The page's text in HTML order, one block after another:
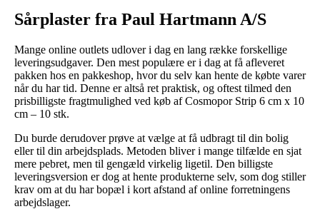
Sårplaster fra Paul Hartmann A/S
Mange online outlets udlover i dag en lang række forskellige
leveringsudgaver. Den mest populære er i dag at få afleveret
pakken hos en pakkeshop, hvor du selv kan hente de købte varer
når du har tid. Denne er altså ret praktisk, og oftest tilmed den
prisbilligste fragtmulighed ved køb af Cosmopor Strip 6 cm x 10
cm – 10 stk.
Du burde derudover prøve at vælge at få udbragt til din bolig
eller til din arbejdsplads. Metoden bliver i mange tilfælde en sjat
mere pebret, men til gengæld virkelig ligetil. Den billigste
leveringsversion er dog at hente produkterne selv, som dog stiller
krav om at du har bopæl i kort afstand af online forretningens
arbejdslager.